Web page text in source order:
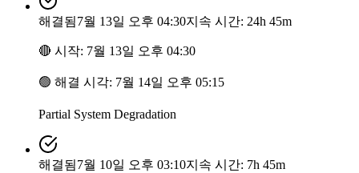
해결됨7월 13일 오후 04:30지속 시간: 24h 45m
🔴 시작: 7월 13일 오후 04:30
🟢 해결 시각: 7월 14일 오후 05:15
Partial System Degradation
해결됨7월 10일 오후 03:10지속 시간: 7h 45m